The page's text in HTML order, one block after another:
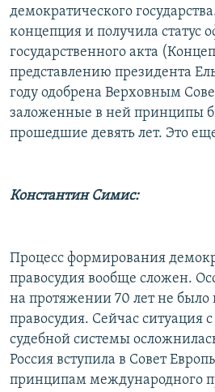
демократического
концепция и получила статус
государственного акта
представлению президента
году одобрена Верховным
заложенные в ней принципы
прошедшие девять лет. Это
Константин Симис:
Процесс формирования
правосудия вообще сложен.
на протяжении 70 лет не было
правосудия. Сейчас ситуация
судебной системы
Россия вступила в Совет
принципам международного